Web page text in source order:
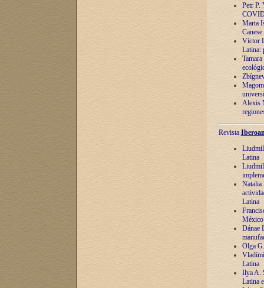
Petr P.
Marta
Víctor
Latina:
Alexis
Revista
Latina
Natalia
Latina
México
Dánae
Olga
Latina
Ilya A.
Latina